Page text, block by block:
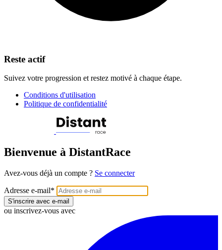
Reste actif
Suivez votre progression et restez motivé à chaque étape.
Conditions d'utilisation
Politique de confidentialité
Bienvenue à DistantRace
Avez-vous déjà un compte ? Se connecter
Adresse e-mail*
S'inscrire avec e-mail
ou inscrivez-vous avec